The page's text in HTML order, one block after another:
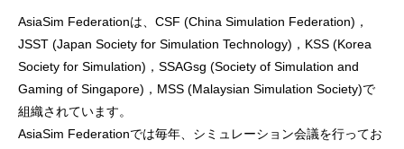
AsiaSim Federationは、CSF (China Simulation Federation)，
JSST (Japan Society for Simulation Technology)，KSS (Korea
Society for Simulation)，SSAGsg (Society of Simulation and
Gaming of Singapore)，MSS (Malaysian Simulation Society)で
組織されています。
AsiaSim Federationでは毎年、シミュレーション会議を行ってお